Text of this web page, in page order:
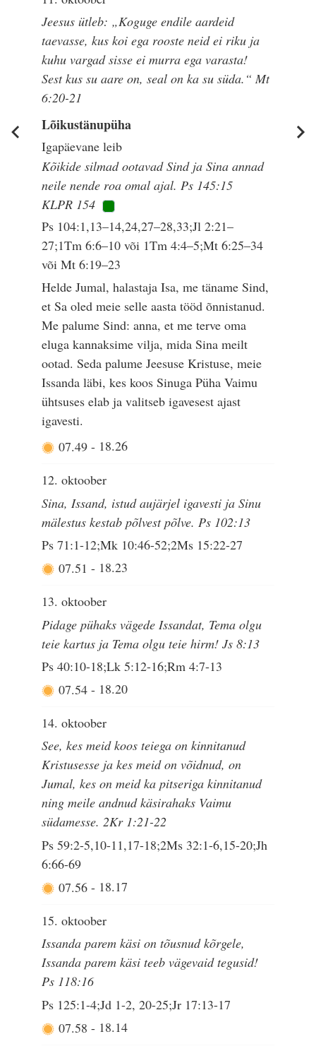
Jeesus ütleb: „Koguge endile aardeid
taevasse, kus koi ega rooste neid ei riku ja
kuhu vargad sisse ei murra ega varasta!
Sest kus su aare on, seal on ka su süda.“ Mt
6:20-21
Lõikustänupüha
Igapäevane leib
Kõikide silmad ootavad Sind ja Sina annad
neile nende roa omal ajal. Ps 145:15
KLPR 154
Ps 104:1,13–14,24,27–28,33;Jl 2:21–
27;1Tm 6:6–10 või 1Tm 4:4–5;Mt 6:25–34
või Mt 6:19–23
Helde Jumal, halastaja Isa, me täname Sind,
et Sa oled meie selle aasta tööd õnnistanud.
Me palume Sind: anna, et me terve oma
eluga kannaksime vilja, mida Sina meilt
ootad. Seda palume Jeesuse Kristuse, meie
Issanda läbi, kes koos Sinuga Püha Vaimu
ühtsuses elab ja valitseb igavesest ajast
igavesti.
07.49 - 18.26
12. oktoober
Sina, Issand, istud aujärjel igavesti ja Sinu
mälestus kestab põlvest põlve. Ps 102:13
Ps 71:1-12;Mk 10:46-52;2Ms 15:22-27
07.51 - 18.23
13. oktoober
Pidage pühaks vägede Issandat, Tema olgu
teie kartus ja Tema olgu teie hirm! Js 8:13
Ps 40:10-18;Lk 5:12-16;Rm 4:7-13
07.54 - 18.20
14. oktoober
See, kes meid koos teiega on kinnitanud
Kristusesse ja kes meid on võidnud, on
Jumal, kes on meid ka pitseriga kinnitanud
ning meile andnud käsirahaks Vaimu
südamesse. 2Kr 1:21-22
Ps 59:2-5,10-11,17-18;2Ms 32:1-6,15-20;Jh
6:66-69
07.56 - 18.17
15. oktoober
Issanda parem käsi on tõusnud kõrgele,
Issanda parem käsi teeb vägevaid tegusid!
Ps 118:16
Ps 125:1-4;Jd 1-2, 20-25;Jr 17:13-17
07.58 - 18.14